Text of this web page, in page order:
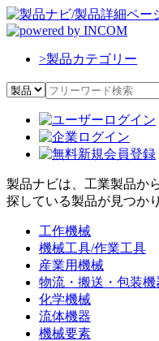
>製品カテゴリー
製品ナビは、工業製品か
探している製品が見つか
工作機械
機械工具/作業工具
産業用機械
物流・搬送・包装機
化学機械
流体機器
機械要素